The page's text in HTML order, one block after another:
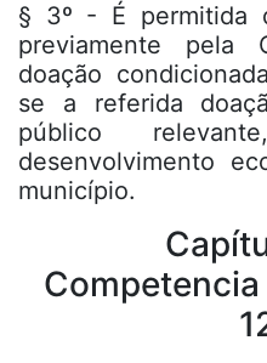
§ 3º - É permitida
previamente pela
doação
se a referida
público
desenvolvimento
município.